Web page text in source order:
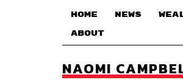
HOME NEWS
ABOUT
NAOMI